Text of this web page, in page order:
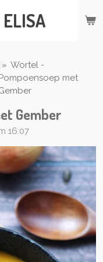
» Wortel -
met
Gember
16:07